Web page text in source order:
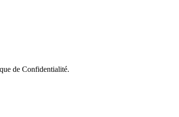
de Confidentialité.